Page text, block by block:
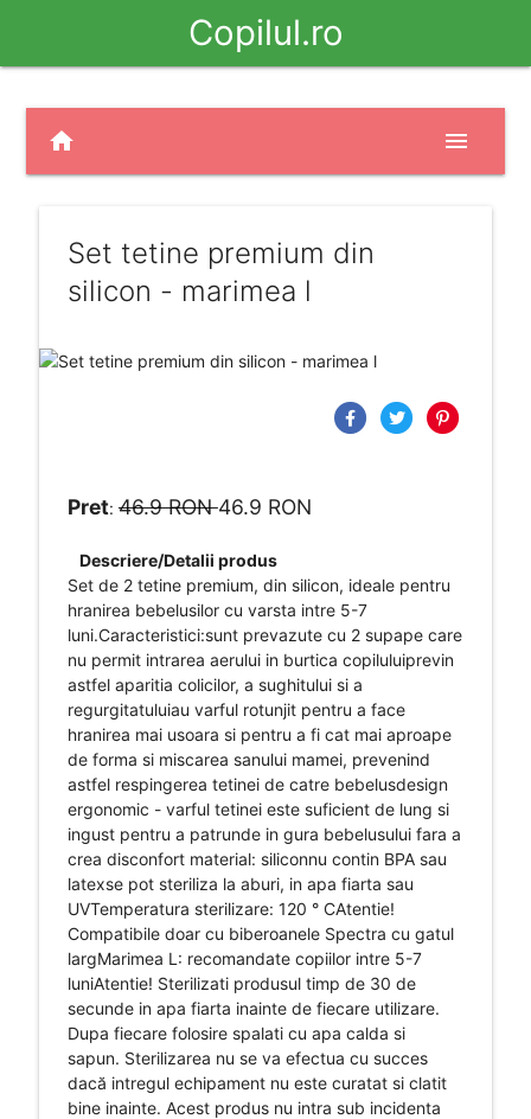
Copilul.ro
home menu
Set tetine premium din
silicon - marimea l
Pret: 46.9 RON46.9 RON
Descriere/Detalii produs
Set de 2 tetine premium, din silicon, ideale pentru
hranirea bebelusilor cu varsta intre 5-7
luni.Caracteristici:sunt prevazute cu 2 supape care
nu permit intrarea aerului in burtica copiluluiprevin
astfel aparitia colicilor, a sughitului si a
regurgitatuluiau varful rotunjit pentru a face
hranirea mai usoara si pentru a fi cat mai aproape
de forma si miscarea sanului mamei, prevenind
astfel respingerea tetinei de catre bebelusdesign
ergonomic - varful tetinei este suficient de lung si
ingust pentru a patrunde in gura bebelusului fara a
crea disconfort material: siliconnu contin BPA sau
latexse pot steriliza la aburi, in apa fiarta sau
UVTemperatura sterilizare: 120 ° CAtentie!
Compatibile doar cu biberoanele Spectra cu gatul
largMarimea L: recomandate copiilor intre 5-7
luniAtentie! Sterilizati produsul timp de 30 de
secunde in apa fiarta inainte de fiecare utilizare.
Dupa fiecare folosire spalati cu apa calda si
sapun. Sterilizarea nu se va efectua cu succes
dacă intregul echipament nu este curatat si clatit
bine inainte. Acest produs nu intra sub incidenta